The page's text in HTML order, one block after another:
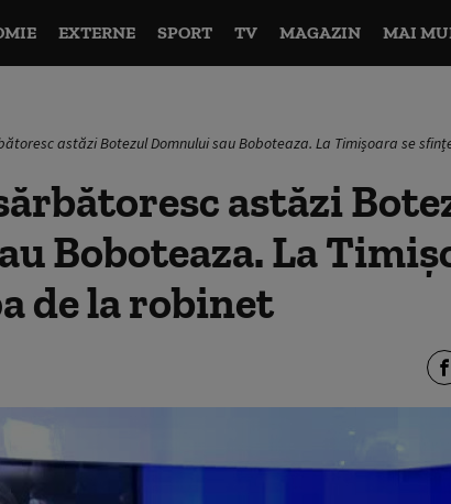
EXTERNE SPORT TV MAGAZIN MAI
astăzi Botezul Domnului sau Boboteaza. La Timișoara se
astăzi
Boboteaza. La
de la robinet